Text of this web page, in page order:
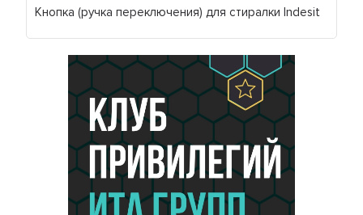
Кнопка (ручка переключения) для стиралки Indesit